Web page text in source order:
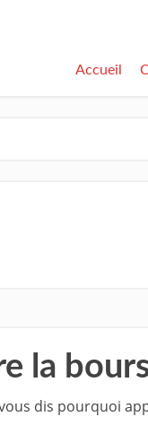
Accueil
la
dis pourquoi